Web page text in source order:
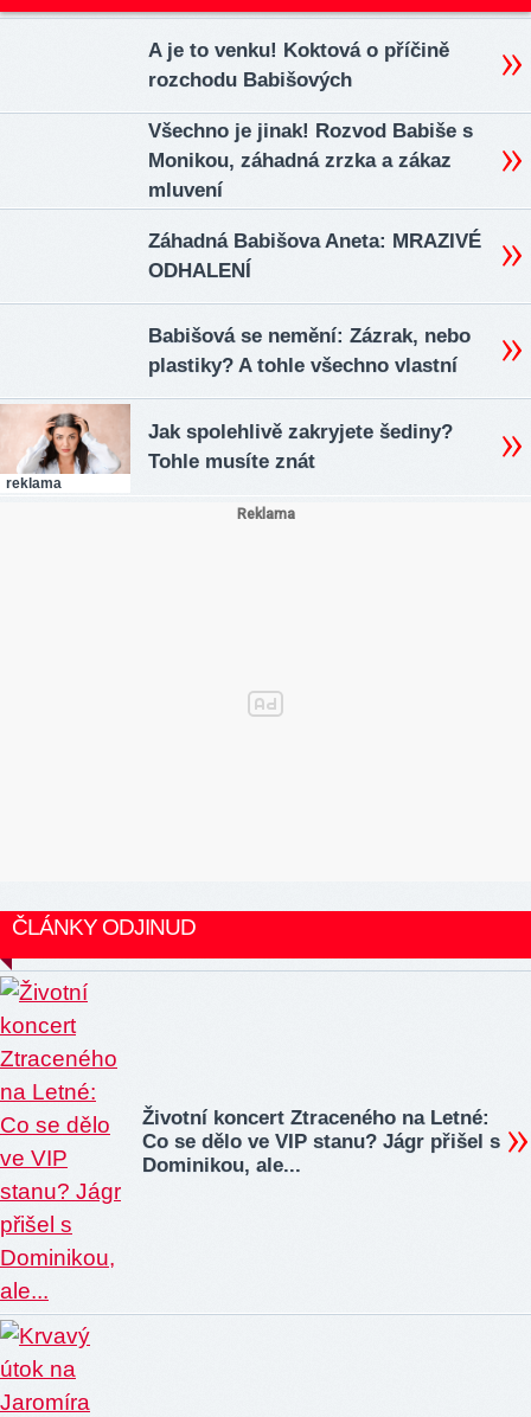
A je to venku! Koktová o příčině
rozchodu Babišových
Všechno je jinak! Rozvod Babiše s
Monikou, záhadná zrzka a zákaz
mluvení
Záhadná Babišova Aneta: MRAZIVÉ
ODHALENÍ
Babišová se nemění: Zázrak, nebo
plastiky? A tohle všechno vlastní
reklama
Jak spolehlivě zakryjete šediny?
Tohle musíte znát
ČLÁNKY ODJINUD
Životní koncert Ztraceného na Letné:
Co se dělo ve VIP stanu? Jágr přišel s
Dominikou, ale...